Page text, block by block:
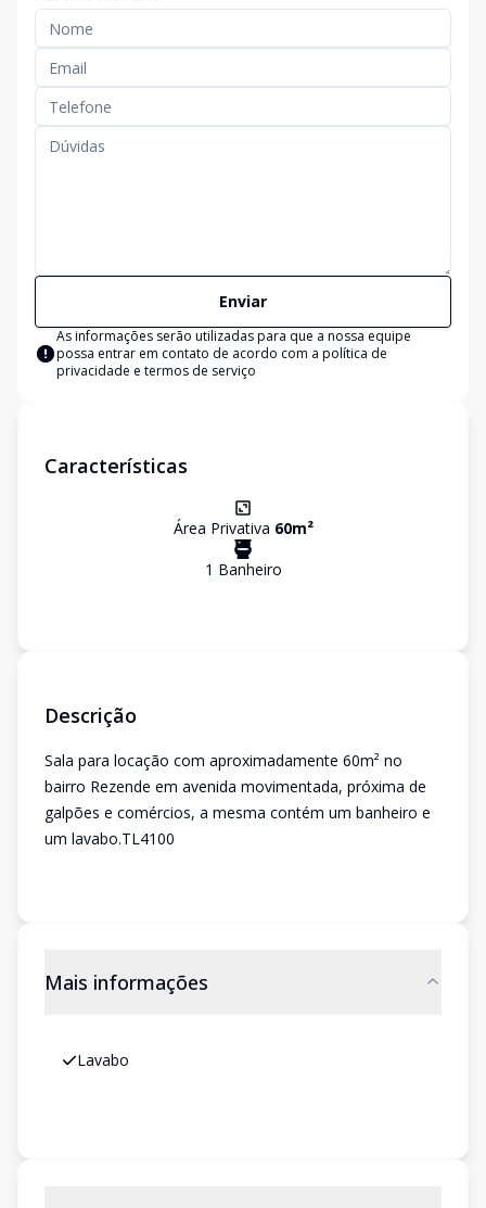
Enviar
As informações serão utilizadas para que a nossa equipe
possa entrar em contato de acordo com a política de
privacidade e termos de serviço
Características
Área Privativa 60m²
1 Banheiro
Descrição
Sala para locação com aproximadamente 60m² no
bairro Rezende em avenida movimentada, próxima de
galpões e comércios, a mesma contém um banheiro e
um lavabo.TL4100
Mais informações
Lavabo